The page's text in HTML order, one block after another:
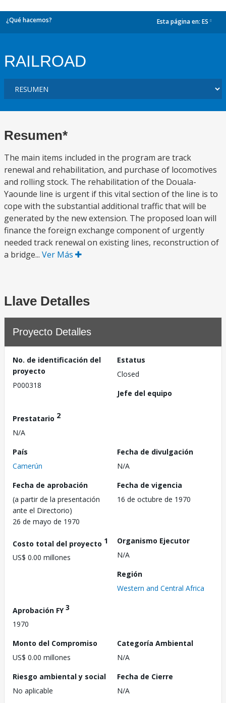
¿Qué hacemos? Esta página en: ES
RAILROAD
Resumen*
The main items included in the program are track
renewal and rehabilitation, and purchase of locomotives
and rolling stock. The rehabilitation of the Douala-
Yaounde line is urgent if this vital section of the line is to
cope with the substantial additional traffic that will be
generated by the new extension. The proposed loan will
finance the foreign exchange component of urgently
needed track renewal on existing lines, reconstruction of
a bridge... Ver Más
Llave Detalles
Proyecto Detalles
No. de identificación del
proyecto
P000318
Estatus
Closed
Jefe del equipo
Prestatario 2
N/A
País
Camerún
Fecha de divulgación
N/A
Fecha de aprobación
(a partir de la presentación
ante el Directorio)
26 de mayo de 1970
Fecha de vigencia
16 de octubre de 1970
Costo total del proyecto 1
US$ 0.00 millones
Organismo Ejecutor
N/A
Región
Western and Central Africa
Aprobación FY3
1970
Monto del Compromiso
US$ 0.00 millones
Categoría Ambiental
N/A
Riesgo ambiental y social
No aplicable
Fecha de Cierre
N/A